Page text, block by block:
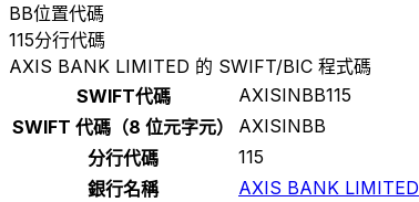
BB位置代碼
115分行代碼
AXIS BANK LIMITED 的 SWIFT/BIC 程式碼
SWIFT代碼
AXISINBB115
SWIFT 代碼（8 位元字元）
AXISINBB
分行代碼
115
銀行名稱
AXIS BANK LIMITED